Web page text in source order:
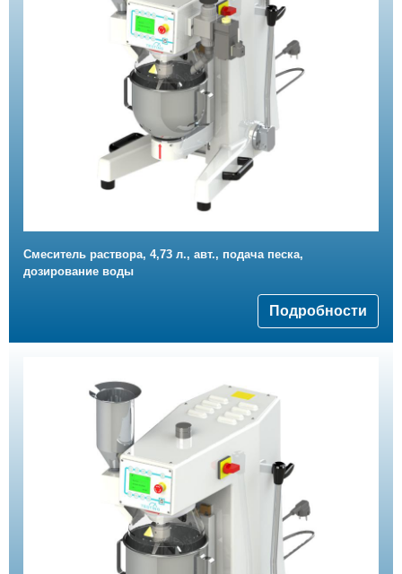
Смеситель раствора, 4,73 л., авт., подача песка,
дозирование воды
Подробности